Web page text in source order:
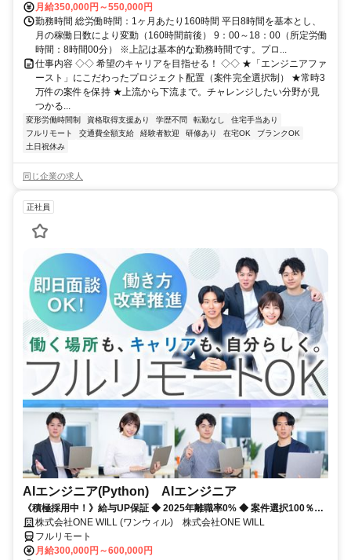
月給350,000円～550,000円
勤務時間 総労働時間：1ヶ月あたり160時間 平日8時間を基本とし、
月の稼働日数により変動（160時間前後） 9：00～18：00（所定労働
時間：8時間00分） ※上記は基本的な勤務時間です。プロ...
仕事内容 ◇◇ 希望のキャリアを目指せる！ ◇◇ ★「エンジニアファ
ースト」にこだわったプロジェクト配置（案件完全選択制） ★常時3
万件の案件を保持 ★上流から下流まで。チャレンジしたい分野が見
つかる...
変形労働時間制 資格取得支援あり 学歴不問 転勤なし
住宅手当あり
フルリモート
交通費全額支給 経験者歓迎 研修あり 在宅OK
ブランクOK
土日祝休み
同じ企業の求人
正社員
AIエンジニア(Python) AIエンジニア
《積極採用中！》給与UP保証 ◆ 2025年離職率0% ◆ 案件選択100％！
◆ 平均残業7時間！
株式会社ONE WILL (ワンウィル) 株式会社ONE WILL
フルリモート
月給300,000円～600,000円